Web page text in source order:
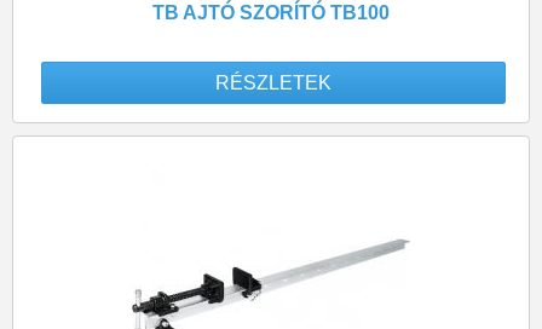
TB AJTÓ SZORÍTÓ TB100
RÉSZLETEK